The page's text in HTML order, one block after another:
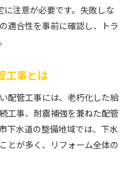
注意が必要です。失敗しな
適合性を事前に確認し、トラ
工事とは
配管工事には、老朽化した給
工事、耐震補強を兼ねた配管
下水道の整備地域では、下水
とが多く、リフォーム全体の